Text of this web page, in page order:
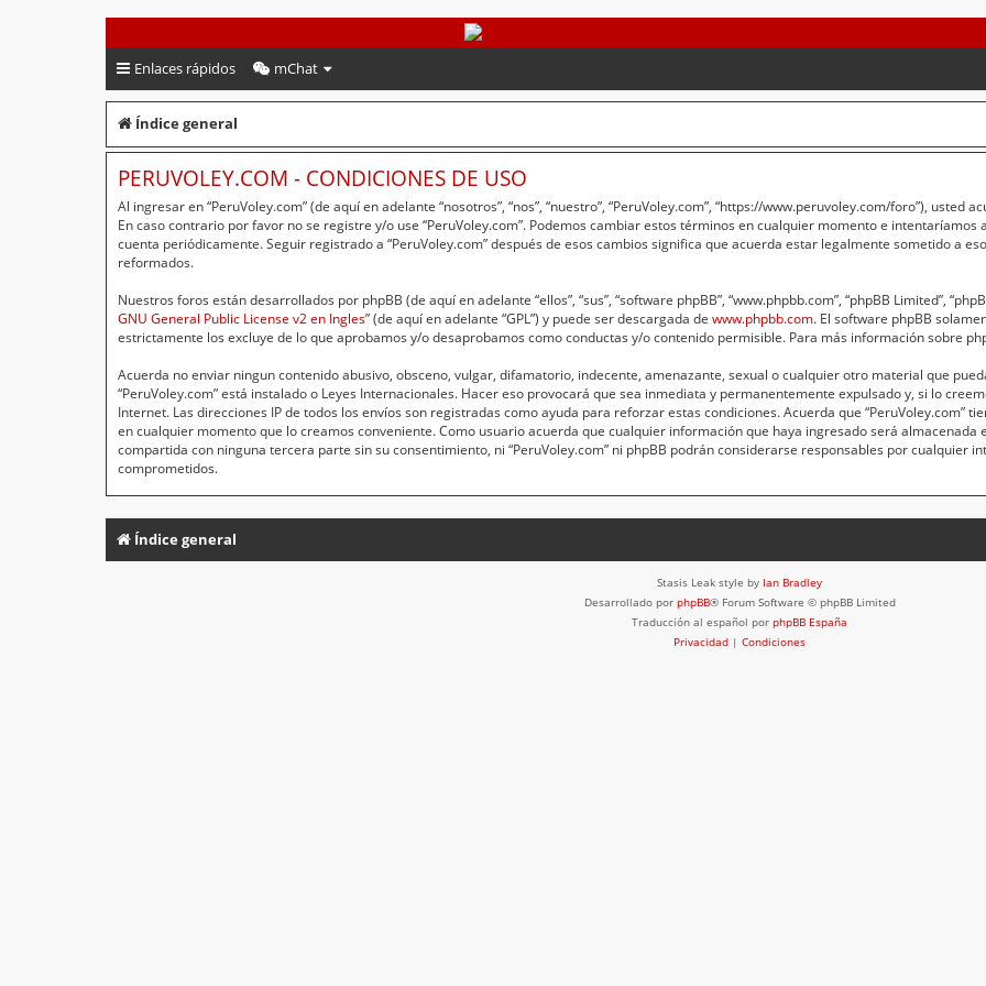
PeruVoley.com
Enlaces rápidos mChat
Índice general
PERUVOLEY.COM - CONDICIONES DE USO
Al ingresar en “PeruVoley.com” (de aquí en adelante “nosotros”, “nos”, “nuestro”, “PeruVoley.com”, “https://www.peruvoley.com/foro”),
En caso contrario por favor no se registre y/o use “PeruVoley.com”. Podemos cambiar estos términos en cualquier momento e
cuenta periódicamente. Seguir registrado a “PeruVoley.com” después de esos cambios significa que acuerda estar legalmente sometido a
reformados.
Nuestros foros están desarrollados por phpBB (de aquí en adelante “ellos”, “sus”, “software phpBB”, “www.phpbb.com”, “phpBB Limited”,
GNU General Public License v2 en Ingles” (de aquí en adelante “GPL”) y puede ser descargada de www.phpbb.com. El software phpBB
estrictamente los excluye de lo que aprobamos y/o desaprobamos como conductas y/o contenido permisible. Para más información sobre
Acuerda no enviar ningun contenido abusivo, obsceno, vulgar, difamatorio, indecente, amenazante, sexual o cualquier otro material que
“PeruVoley.com” está instalado o Leyes Internacionales. Hacer eso provocará que sea inmediata y permanentemente expulsado y, si lo
Internet. Las direcciones IP de todos los envíos son registradas como ayuda para reforzar estas condiciones. Acuerda que “PeruVoley.com”
en cualquier momento que lo creamos conveniente. Como usuario acuerda que cualquier información que haya ingresado será almacenada
compartida con ninguna tercera parte sin su consentimiento, ni “PeruVoley.com” ni phpBB podrán considerarse responsables por cualquier
comprometidos.
Índice general
Stasis Leak style by Ian Bradley
Desarrollado por phpBB® Forum Software © phpBB Limited
Traducción al español por phpBB España
Privacidad | Condiciones